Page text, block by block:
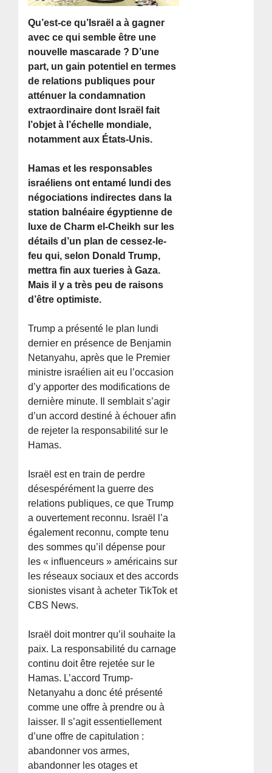
Qu’est-ce qu’Israël a à gagner
avec ce qui semble être une
nouvelle mascarade ? D’une
part, un gain potentiel en termes
de relations publiques pour
atténuer la condamnation
extraordinaire dont Israël fait
l’objet à l’échelle mondiale,
notamment aux États-Unis.
Hamas et les responsables
israéliens ont entamé lundi des
négociations indirectes dans la
station balnéaire égyptienne de
luxe de Charm el-Cheikh sur les
détails d’un plan de cessez-le-
feu qui, selon Donald Trump,
mettra fin aux tueries à Gaza.
Mais il y a très peu de raisons
d’être optimiste.
Trump a présenté le plan lundi
dernier en présence de Benjamin
Netanyahu, après que le Premier
ministre israélien ait eu l’occasion
d’y apporter des modifications de
dernière minute. Il semblait s’agir
d’un accord destiné à échouer afin
de rejeter la responsabilité sur le
Hamas.
Israël est en train de perdre
désespérément la guerre des
relations publiques, ce que Trump
a ouvertement reconnu. Israël l’a
également reconnu, compte tenu
des sommes qu’il dépense pour
les « influenceurs » américains sur
les réseaux sociaux et des accords
sionistes visant à acheter TikTok et
CBS News.
Israël doit montrer qu’il souhaite la
paix. La responsabilité du carnage
continu doit être rejetée sur le
Hamas. L’accord Trump-
Netanyahu a donc été présenté
comme une offre à prendre ou à
laisser. Il s’agit essentiellement
d’une offre de capitulation :
abandonner vos armes,
abandonner les otages et